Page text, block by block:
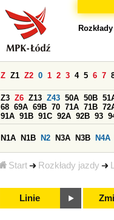
Start Rozkłady jazdy
Z Z1 Z2 0 1 2 3 4 5 6 7
Z3 Z6 Z13 Z43 50A 50B
68 69A 69B 70 71A 71B
91A 91B 91C 92A 92B 93
N1A N1B N2 N3A N3B N4A
Linie